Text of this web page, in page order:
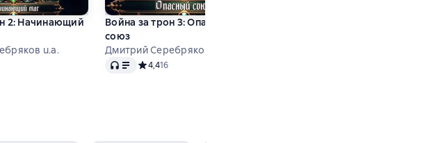
2: Начинающий
u.a.
рейтинг 4,3 на основе 15 оценок
Война за трон 3: Опасный
союз
Дмитрий Серебряков u.a.
Audio Средний рейтинг 4,4 на основе 16 оценок
4,416